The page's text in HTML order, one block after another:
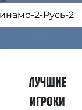
Лучшие
игроки